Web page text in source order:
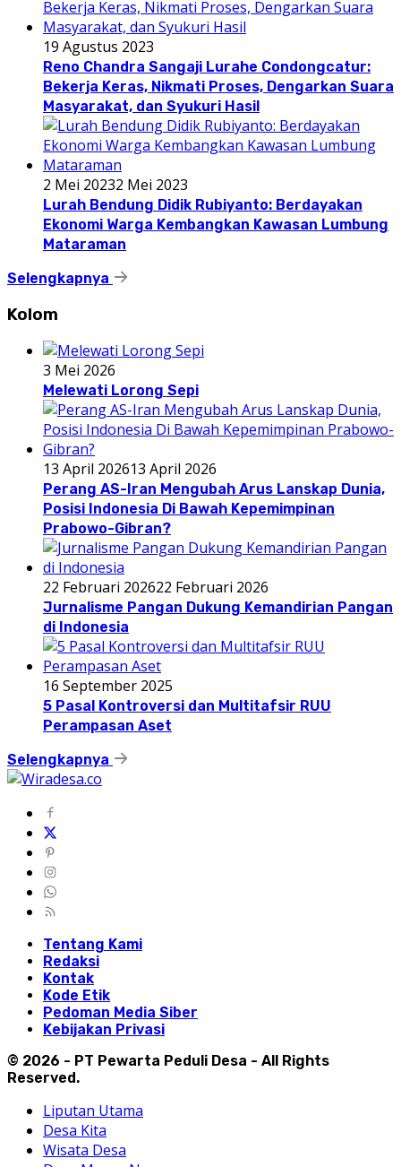
19 Agustus 2023
Reno Chandra Sangaji Lurahe Condongcatur:
Bekerja Keras, Nikmati Proses, Dengarkan Suara
Masyarakat, dan Syukuri Hasil
2 Mei 20232 Mei 2023
Lurah Bendung Didik Rubiyanto: Berdayakan
Ekonomi Warga Kembangkan Kawasan Lumbung
Mataraman
Selengkapnya
Kolom
3 Mei 2026
Melewati Lorong Sepi
13 April 202613 April 2026
Perang AS-Iran Mengubah Arus Lanskap Dunia,
Posisi Indonesia Di Bawah Kepemimpinan
Prabowo-Gibran?
22 Februari 202622 Februari 2026
Jurnalisme Pangan Dukung Kemandirian Pangan
di Indonesia
16 September 2025
5 Pasal Kontroversi dan Multitafsir RUU
Perampasan Aset
Selengkapnya
Tentang Kami
Redaksi
Kontak
Kode Etik
Pedoman Media Siber
Kebijakan Privasi
© 2026 - PT Pewarta Peduli Desa - All Rights
Reserved.
Liputan Utama
Desa Kita
Wisata Desa